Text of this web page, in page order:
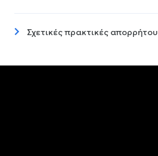
Σχετικές πρακτικές απορρήτου